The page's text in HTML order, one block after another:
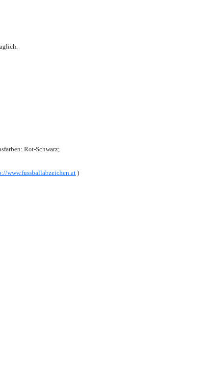
Rot-Schwarz;
www.fussballabzeichen.at )